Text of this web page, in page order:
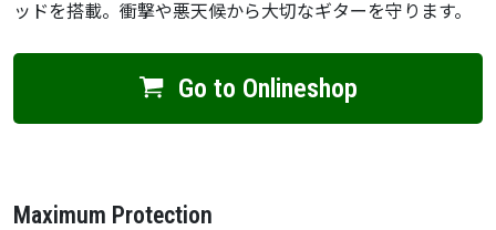
ッドを搭載。衝撃や悪天候から大切なギターを守ります。
Go to Onlineshop
Maximum Protection